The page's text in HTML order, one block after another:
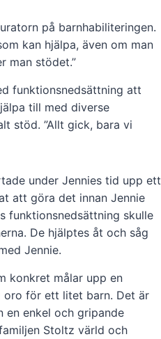
på barnhabiliteringen.
kan hjälpa, även om man
man stödet.”
funktionsnedsättning att
till med diverse
stöd. ”Allt gick, bara vi
under Jennies tid upp ett
att göra det innan Jennie
funktionsnedsättning skulle
De hjälptes åt och såg
Jennie.
konkret målar upp en
för ett litet barn. Det är
en enkel och gripande
Stoltz värld och